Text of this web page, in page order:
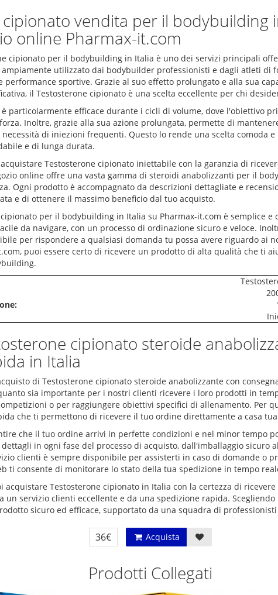
vendita per il bodybuilding
online Pharmax-it.com
cipionato per il bodybuilding in Italia è uno dei servizi principali
utilizzato dai bodybuilder professionisti e dagli atleti di
performance sportive. Grazie al suo effetto prolungato e alla sua
il Testosterone cipionato è una scelta eccellente per chi
particolarmente efficace durante i cicli di volume, dove l'obiettivo
Inoltre, grazie alla sua azione prolungata, permette di
di iniezioni frequenti. Questo lo rende una scelta comoda
e di lunga durata.
Testosterone cipionato iniettabile con la garanzia di
online offre una vasta gamma di steroidi anabolizzanti per il
Ogni prodotto è accompagnato da descrizioni dettagliate e
e di ottenere il massimo beneficio dal tuo acquisto.
per il bodybuilding in Italia su Pharmax-it.com è semplice e
da navigare, con un processo di ordinazione sicuro e veloce.
per rispondere a qualsiasi domanda tu possa avere riguardo ai
puoi essere certo di ricevere un prodotto di alta qualità che ti
cipionato steroide
in Italia
di Testosterone cipionato steroide anabolizzante con
sia importante per i nostri clienti ricevere i loro prodotti in
o per raggiungere obiettivi specifici di allenamento. Per
che ti permettono di ricevere il tuo ordine direttamente a casa
che il tuo ordine arrivi in perfette condizioni e nel minor tempo
in ogni fase del processo di acquisto, dall'imballaggio sicuro
clienti è sempre disponibile per assisterti in caso di domande o
ti consente di monitorare lo stato della tua spedizione in tempo
acquistare Testosterone cipionato in Italia con la certezza di
un servizio clienti eccellente e da una spedizione rapida.
sicuro ed efficace, supportato da una squadra di
36€ Acquista
Prodotti Collegati